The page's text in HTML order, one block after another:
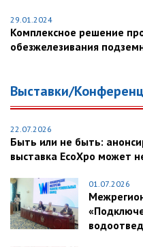
29.01.2024
Комплексное решение
обезжелезивания
Выставки/
22.07.2026
Быть или не быть:
выставка EcoXpo может
01.07.2026